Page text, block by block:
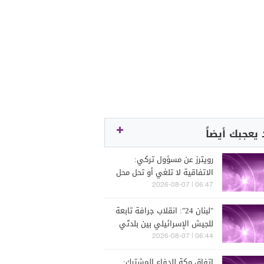
يعجبك أيضاً
رويترز عن مسؤول تركي:
الاتفاقية لا تلغي أو تحل محل
أي اتفاقيات ثنائية أو متعددة
06:47 | 2026-08-07
"لبنان 24": انقلاب جرافة تابعة
للجيش الإسرائيلي بين بلدتَي
زوطر الشرقية وزوطر الغربية
06:44 | 2026-08-07